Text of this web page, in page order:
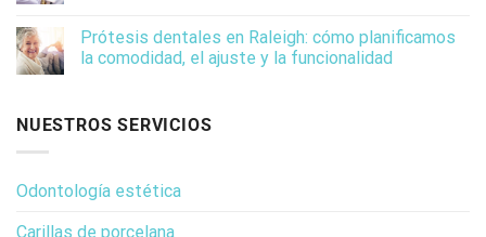
Prótesis dentales en Raleigh: cómo planificamos
la comodidad, el ajuste y la funcionalidad
NUESTROS SERVICIOS
Odontología estética
Carillas de porcelana